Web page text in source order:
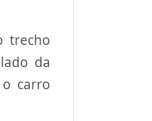
trecho
da
carro